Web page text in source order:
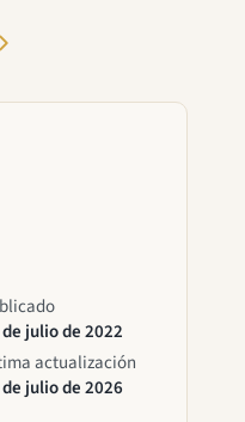
julio de 2022
actualización
julio de 2026